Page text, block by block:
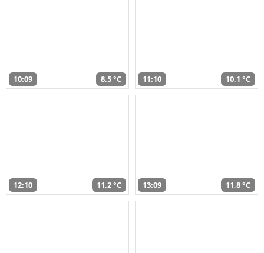
10:09 8,5 °C 11:10 10,1 °C
12:10 11,2 °C 13:09 11,8 °C